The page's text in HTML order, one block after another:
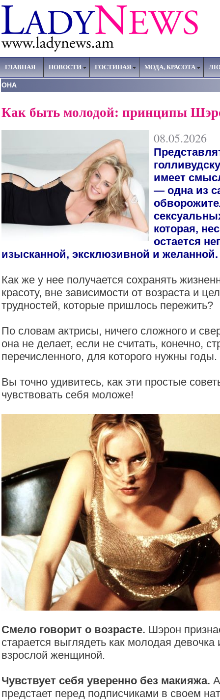
ГЛАВНАЯ НОВОСТИ ГОСТИНАЯ МОДА, КРАСОТА
ОНА
Как быть молодой: принципы
08.05.2026
имеет
— одна из
которая,
остается
изысканной, эксклюзивной и желанной.
Как же у нее получается сохранять
красоту, вне зависимости от возраста и
трудностей, которые пришлось пережить?
По словам актрисы, ничего сложного и
она не делает, если не считать, конечно,
перечисленного, для которого нужны годы.
Вы точно удивитесь, как эти простые
чувствовать себя моложе!
Смело говорит о возрасте. Шэрон
старается выглядеть как молодая девочка
взрослой женщиной.
Чувствует себя уверенно без макияжа.
предстает перед подписчиками в своем